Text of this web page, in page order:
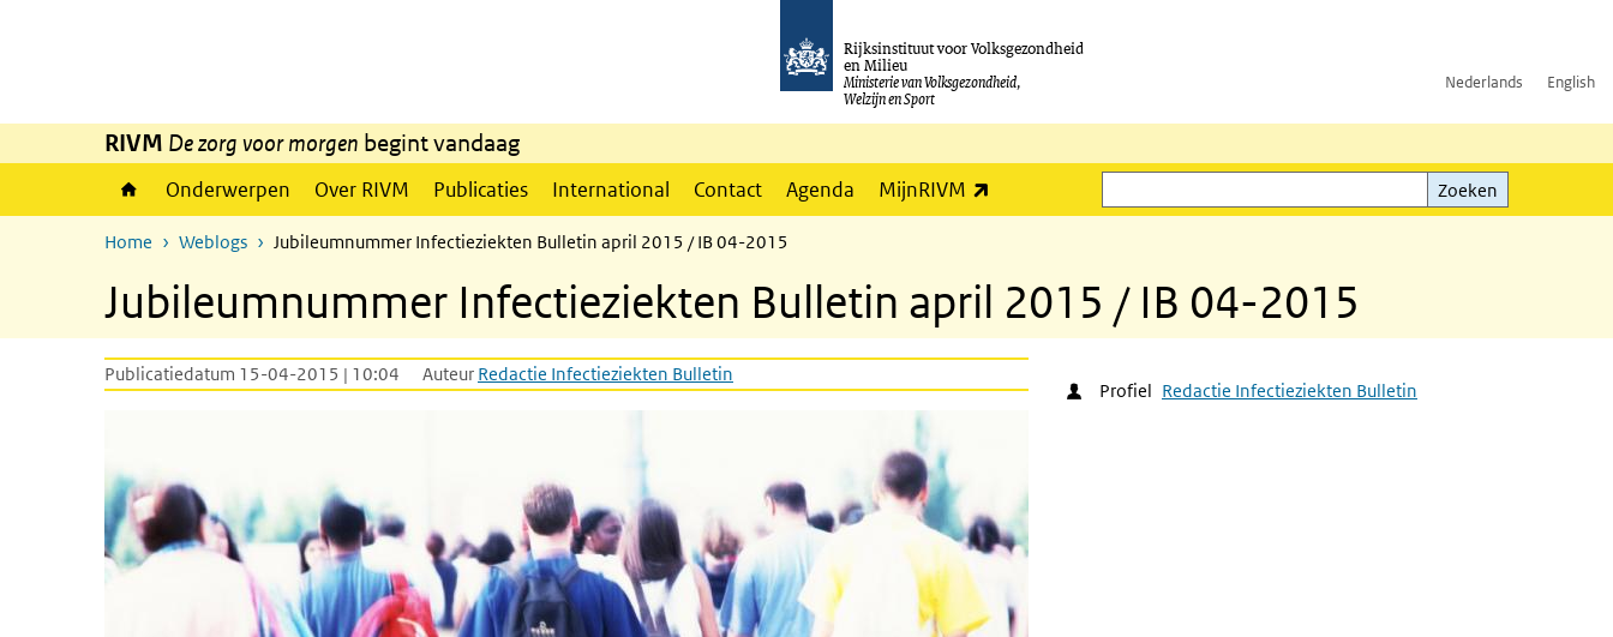
Rijksinstituut voor Volksgezondheid
en Milieu
Ministerie van Volksgezondheid,
Welzijn en Sport
Nederlands English
RIVM De zorg voor morgen begint vandaag
Onderwerpen Over RIVM Publicaties International Contact Agenda MijnRIVM
Zoeken
Zoeken
Home Weblogs Jubileumnummer Infectieziekten Bulletin april 2015 / IB 04-2015
Jubileumnummer Infectieziekten Bulletin april 2015 / IB 04-2015
Publicatiedatum 15-04-2015 | 10:04 Auteur Redactie Infectieziekten Bulletin
Profiel Redactie Infectieziekten Bulletin